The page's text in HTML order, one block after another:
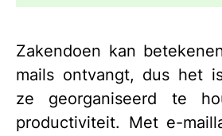
Zakendoen kan
mails ontvangt, dus het
ze georganiseerd te
productiviteit. Met e-